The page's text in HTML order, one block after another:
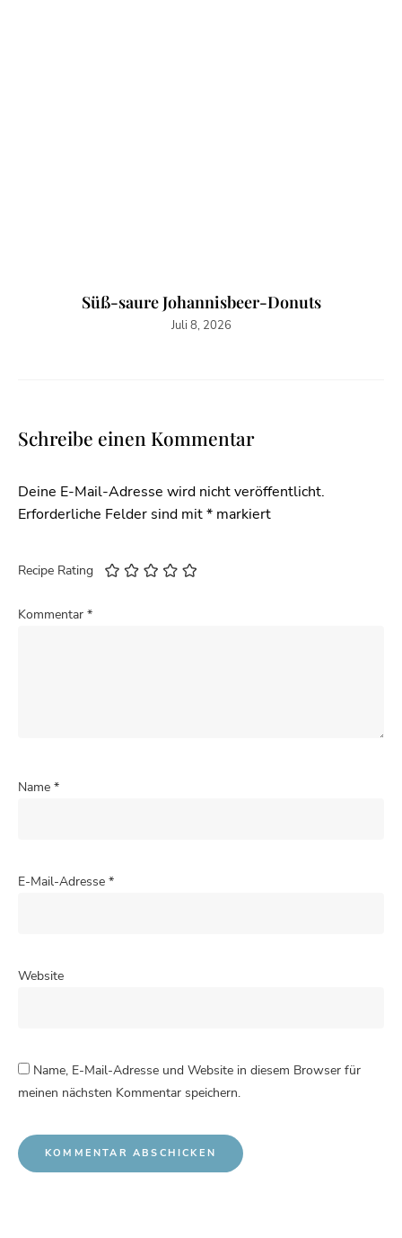
Süß-saure Johannisbeer-Donuts
Juli 8, 2026
Schreibe einen Kommentar
Deine E-Mail-Adresse wird nicht veröffentlicht.
Erforderliche Felder sind mit* markiert
Recipe Rating
Kommentar *
Name *
E-Mail-Adresse *
Website
Name, E-Mail-Adresse und Website in diesem Browser für
meinen nächsten Kommentar speichern.